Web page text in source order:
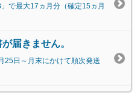
で最大17ヵ月分（確定15ヵ月
届きません。
25日～月末にかけて順次発送